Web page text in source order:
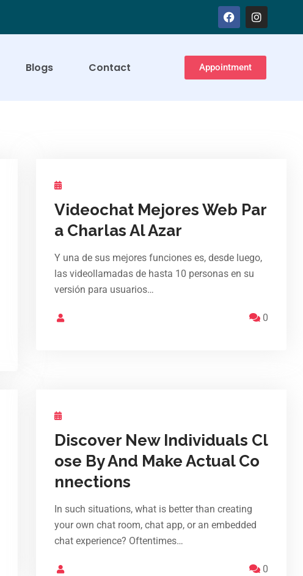
Blogs Contact Appointment
Videochat Mejores Web Par
a Charlas Al Azar
Y una de sus mejores funciones es, desde luego,
las videollamadas de hasta 10 personas en su
versión para usuarios…
0
Discover New Individuals Cl
ose By And Make Actual Co
nnections
In such situations, what is better than creating
your own chat room, chat app, or an embedded
chat experience? Oftentimes…
0